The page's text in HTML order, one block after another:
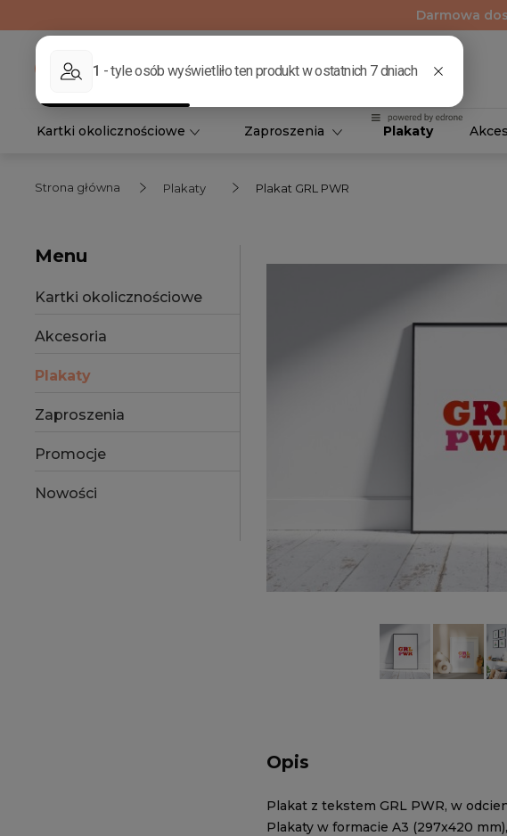
Darmowa
Kartki okolicznościowe Zaproszenia Plakaty
Strona główna Plakaty Plakat GRL PWR
Menu
Kartki okolicznościowe
Akcesoria
Plakaty
Zaproszenia
Promocje
Nowości
Opis
Plakat z tekstem GRL PWR, w
Plakaty w formacie A3 (297x420